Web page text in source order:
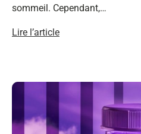
sommeil. Cependant,…
Lire l’article